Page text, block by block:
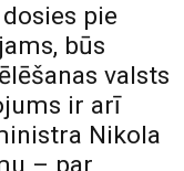
pie
būs
valsts
ir arī
Nikola
– par